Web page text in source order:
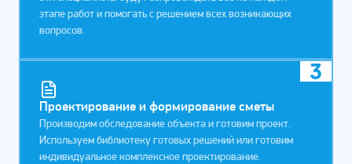
этапе работ и помогать с решением всех возникающих
вопросов.
Проектирование и формирование сметы
Производим обследование объекта и готовим проект.
Используем библиотеку готовых решений или готовим
индивидуальное комплексное проектирование.
3